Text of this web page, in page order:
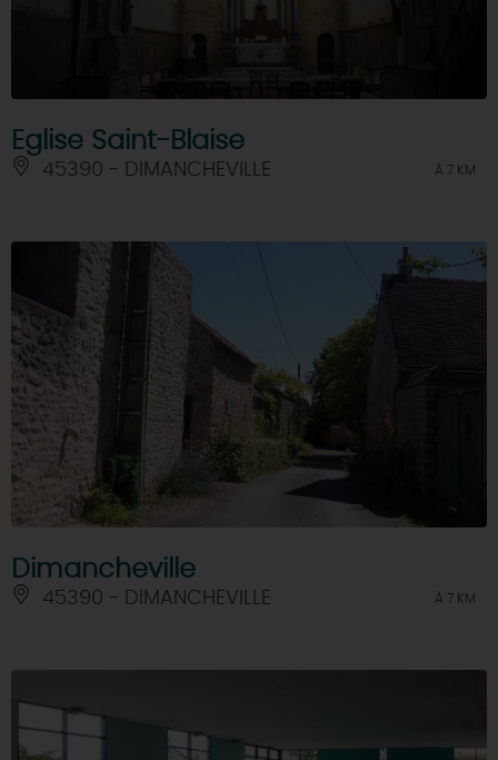
Eglise Saint-Blaise
45390 - DIMANCHEVILLE À 7 KM
Dimancheville
45390 - DIMANCHEVILLE À 7 KM